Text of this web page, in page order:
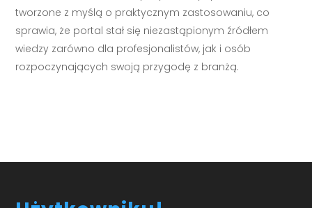
tworzone z myślą o praktycznym zastosowaniu, co
sprawia, że portal stał się niezastąpionym źródłem
wiedzy zarówno dla profesjonalistów, jak i osób
rozpoczynających swoją przygodę z branżą.